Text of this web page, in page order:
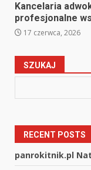
Kancelaria
profesjonalne
17 czerwca, 2026
SZUKAJ
RECENT POSTS
panrokitnik.pl